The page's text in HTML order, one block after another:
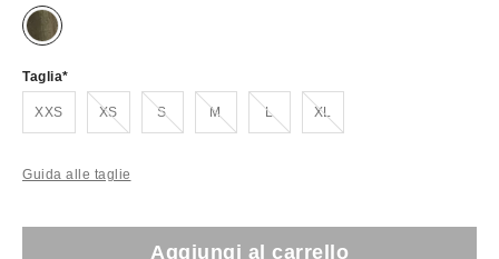
Taglia
XXS XSEsaurito!
SEsaurito!
MEsaurito!
LEsaurito!
XLEsaurito!
Guida alle taglie
Aggiungi al carrello